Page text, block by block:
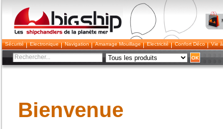
Bigship
Sécurité Electronique Navigation Amarrage Mouillage Electricité Confort Déco Vie
Bienvenue